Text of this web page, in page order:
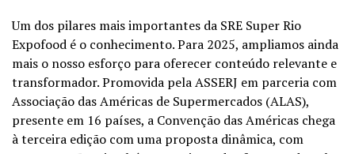
Um dos pilares mais importantes da SRE Super Rio
Expofood é o conhecimento. Para 2025, ampliamos ainda
mais o nosso esforço para oferecer conteúdo relevante e
transformador. Promovida pela ASSERJ em parceria com
Associação das Américas de Supermercados (ALAS),
presente em 16 países, a Convenção das Américas chega
à terceira edição com uma proposta dinâmica, com